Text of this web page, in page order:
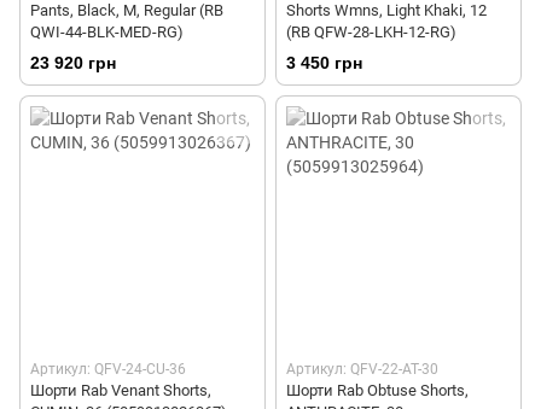
Pants, Black, M, Regular (RB
QWI-44-BLK-MED-RG)
23 920 грн
Shorts Wmns, Light Khaki, 12
(RB QFW-28-LKH-12-RG)
3 450 грн
Артикул: QFV-24-CU-36
Шорти Rab Venant Shorts,
Артикул: QFV-22-AT-30
Шорти Rab Obtuse Shorts,